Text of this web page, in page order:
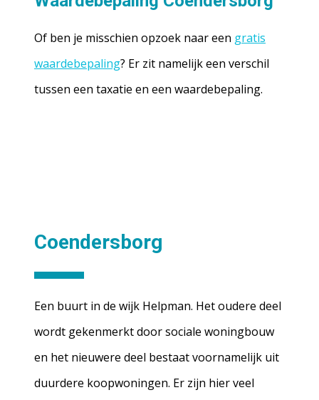
Of ben je misschien opzoek naar een gratis
waardebepaling? Er zit namelijk een verschil
tussen een taxatie en een waardebepaling.
Coendersborg
Een buurt in de wijk Helpman. Het oudere deel
wordt gekenmerkt door sociale woningbouw
en het nieuwere deel bestaat voornamelijk uit
duurdere koopwoningen. Er zijn hier veel